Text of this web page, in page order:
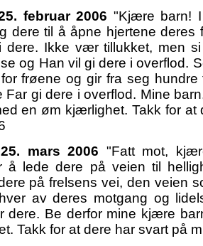
februar 2006 "Kjære barn!
dere til å åpne hjertene deres
dere. Ikke vær tillukket, men
og Han vil gi dere i overflod.
frøene og gir fra seg
Far gi dere i overflod. Mine
en øm kjærlighet. Takk for at
mars 2006 "Fatt mot,
å lede dere på veien til
på frelsens vei, den veien
av deres motgang og
dere. Be derfor mine kjære
Takk for at dere har svart på